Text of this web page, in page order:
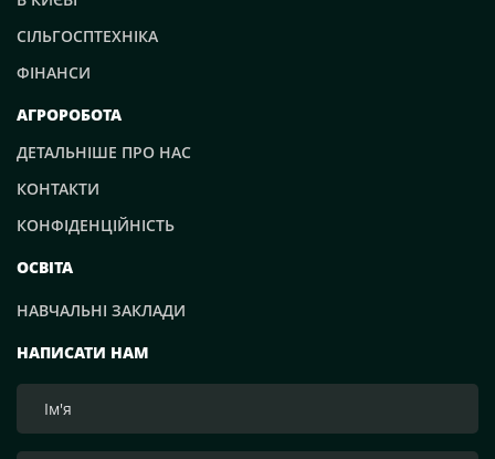
НАПИСАТИ НАМ
СІЛЬГОСПТЕХНІКА
ФІНАНСИ
АГРОРОБОТА
ДЕТАЛЬНІШЕ ПРО НАС
КОНТАКТИ
КОНФІДЕНЦІЙНІСТЬ
ОСВІТА
НАВЧАЛЬНІ ЗАКЛАДИ